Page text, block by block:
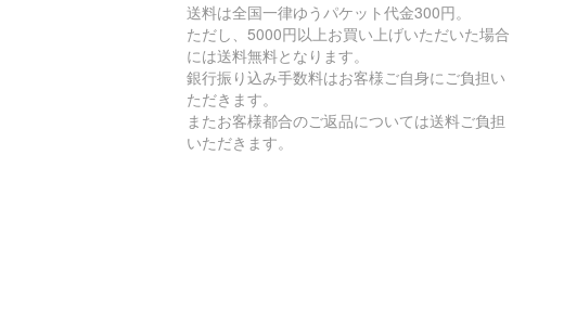
送料は全国一律ゆうパケット代金300円。
ただし、5000円以上お買い上げいただいた場合
には送料無料となります。
銀行振り込み手数料はお客様ご自身にご負担い
ただきます。
またお客様都合のご返品については送料ご負担
いただきます。